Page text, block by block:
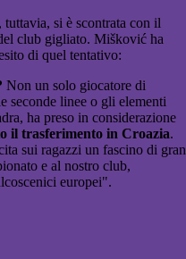
, tuttavia, si è scontrata con il
club gigliato. Mišković ha
di quel tentativo:
Non un solo giocatore di
seconde linee o gli elementi
ha preso in considerazione
il trasferimento in Croazia.
sui ragazzi un fascino di gran
e al nostro club,
europei".